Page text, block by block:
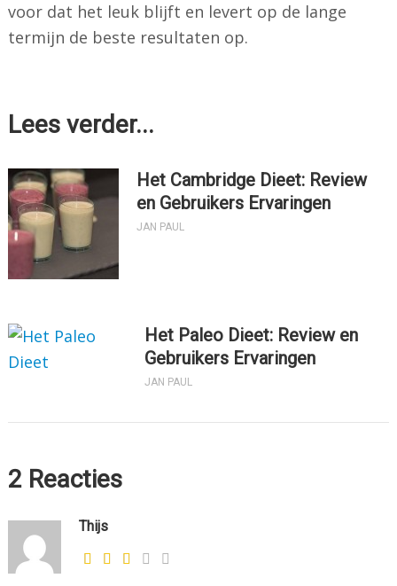
voor dat het leuk blijft en levert op de lange
termijn de beste resultaten op.
Lees verder...
Het Cambridge Dieet: Review
en Gebruikers Ervaringen
JAN PAUL
Het Paleo Dieet: Review en
Gebruikers Ervaringen
JAN PAUL
2 Reacties
Thijs